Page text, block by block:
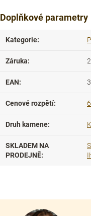
Doplňkové parametry
Kategorie:
Záruka:
EAN:
Cenové rozpětí:
Druh kamene:
SKLADEM NA
PRODEJNĚ: